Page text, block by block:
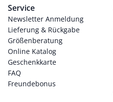
Service
Newsletter Anmeldung
Lieferung & Rückgabe
Größenberatung
Online Katalog
Geschenkkarte
FAQ
Freundebonus